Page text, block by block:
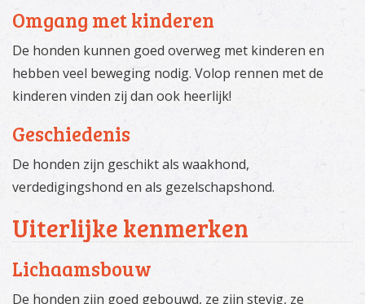
Omgang met kinderen
De honden kunnen goed overweg met kinderen en
hebben veel beweging nodig. Volop rennen met de
kinderen vinden zij dan ook heerlijk!
Geschiedenis
De honden zijn geschikt als waakhond,
verdedigingshond en als gezelschapshond.
Uiterlijke kenmerken
Lichaamsbouw
De honden zijn goed gebouwd, ze zijn stevig, ze